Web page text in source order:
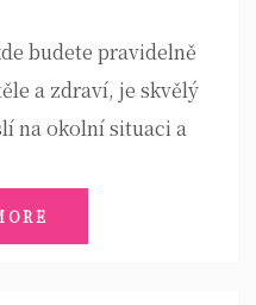
budete pravidelně
a zdraví, je skvělý
na okolní situaci a